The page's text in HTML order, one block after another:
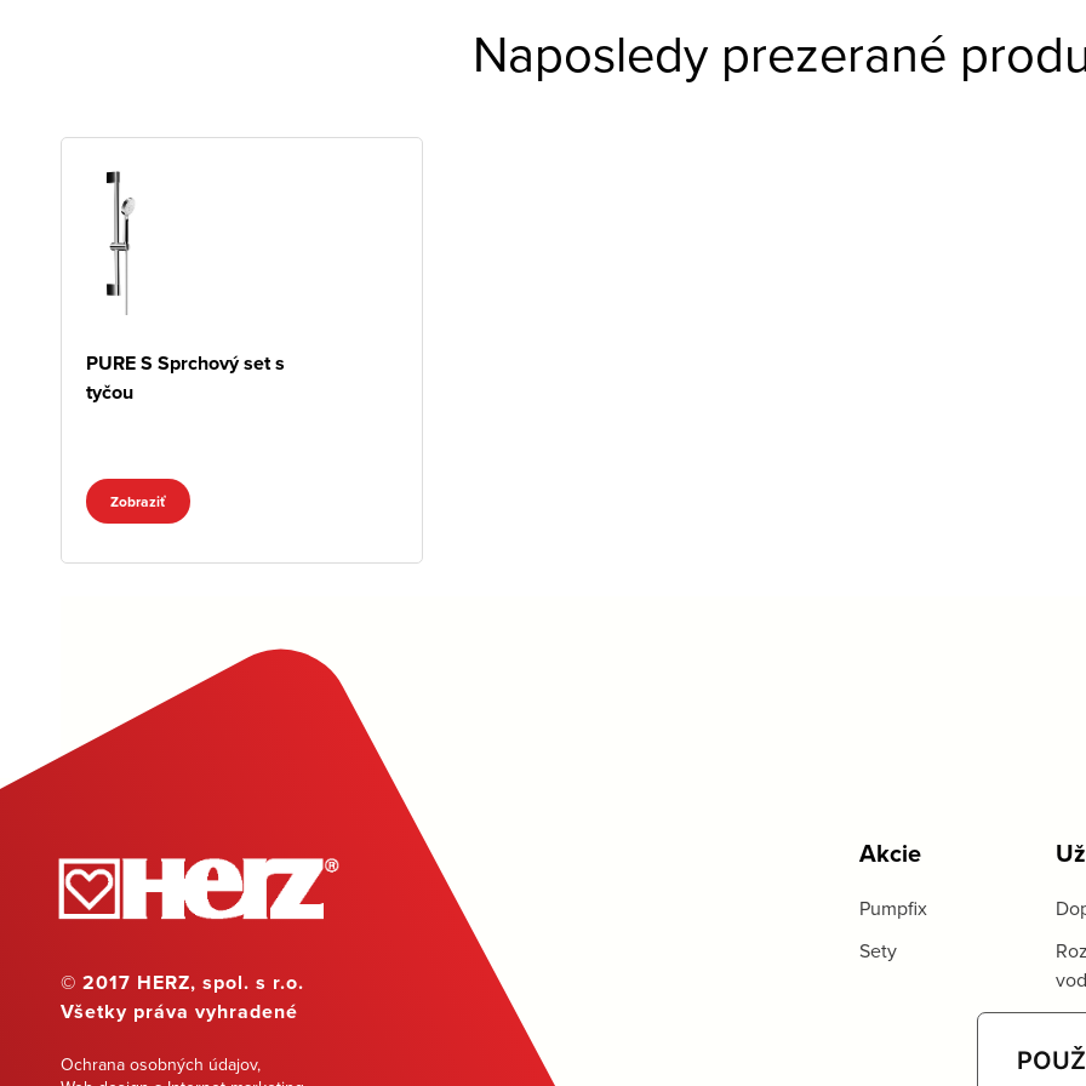
Naposledy prezerané
PURE S Sprchový set s
tyčou
Zobraziť
© 2017 HERZ, spol. s r.o.
Všetky práva vyhradené
Ochrana osobných údajov,
Akcie
Pumpfix
Sety